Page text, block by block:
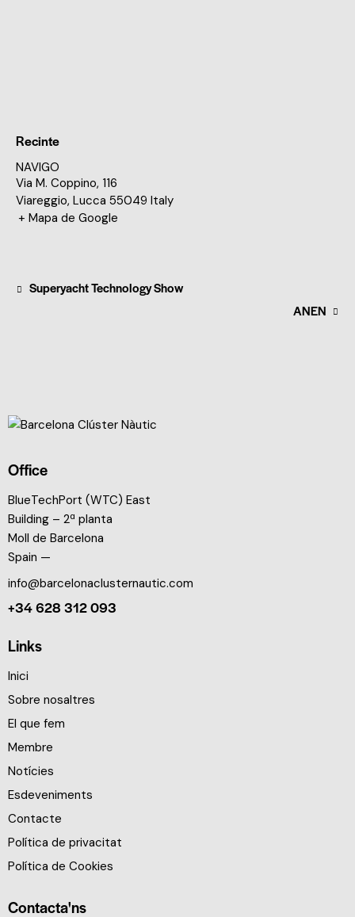
Recinte
NAVIGO
Via M. Coppino, 116
Viareggio, Lucca 55049 Italy
+ Mapa de Google
Superyacht Technology Show
ANEN
Office
BlueTechPort (WTC) East
Building – 2ª planta
Moll de Barcelona
Spain —
info@barcelonaclusternautic.com
+34 628 312 093
Links
Inici
Sobre nosaltres
El que fem
Membre
Notícies
Esdeveniments
Contacte
Política de privacitat
Política de Cookies
Contacta'ns